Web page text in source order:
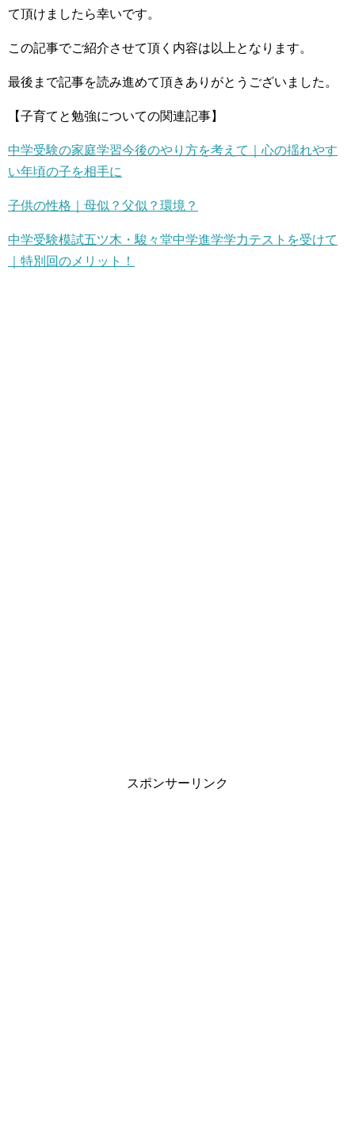
て頂けましたら幸いです。
この記事でご紹介させて頂く内容は以上となります。
最後まで記事を読み進めて頂きありがとうございました。
【子育てと勉強についての関連記事】
中学受験の家庭学習今後のやり方を考えて｜心の揺れやす
い年頃の子を相手に
子供の性格｜母似？父似？環境？
中学受験模試五ツ木・駿々堂中学進学学力テストを受けて
｜特別回のメリット！
スポンサーリンク